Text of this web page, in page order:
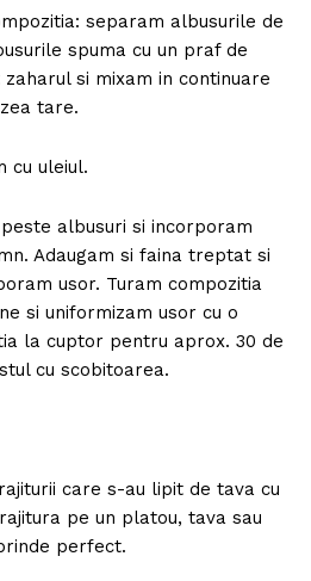
separam albusurile de
spuma cu un praf de
si mixam in continuare
tare.
cu uleiul.
albusuri si incorporam
Adaugam si faina treptat si
usor. Turam compozitia
si uniformizam usor cu o
la cuptor pentru aprox. 30 de
cu scobitoarea.
care s-au lipit de tava cu
pe un platou, tava sau
perfect.